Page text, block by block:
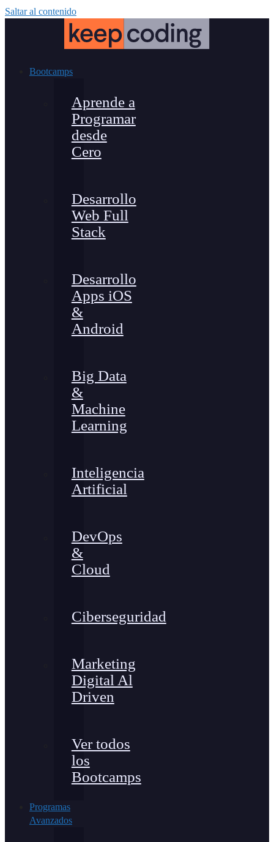
Saltar al contenido
Bootcamps
Aprende a
Programar
desde
Cero
Desarrollo
Web Full
Stack
Desarrollo
Apps iOS
&
Android
Big Data
&
Machine
Learning
Inteligencia
Artificial
DevOps
&
Cloud
Ciberseguridad
Marketing
Digital Al
Driven
Ver todos
los
Bootcamps
Programas
Avanzados